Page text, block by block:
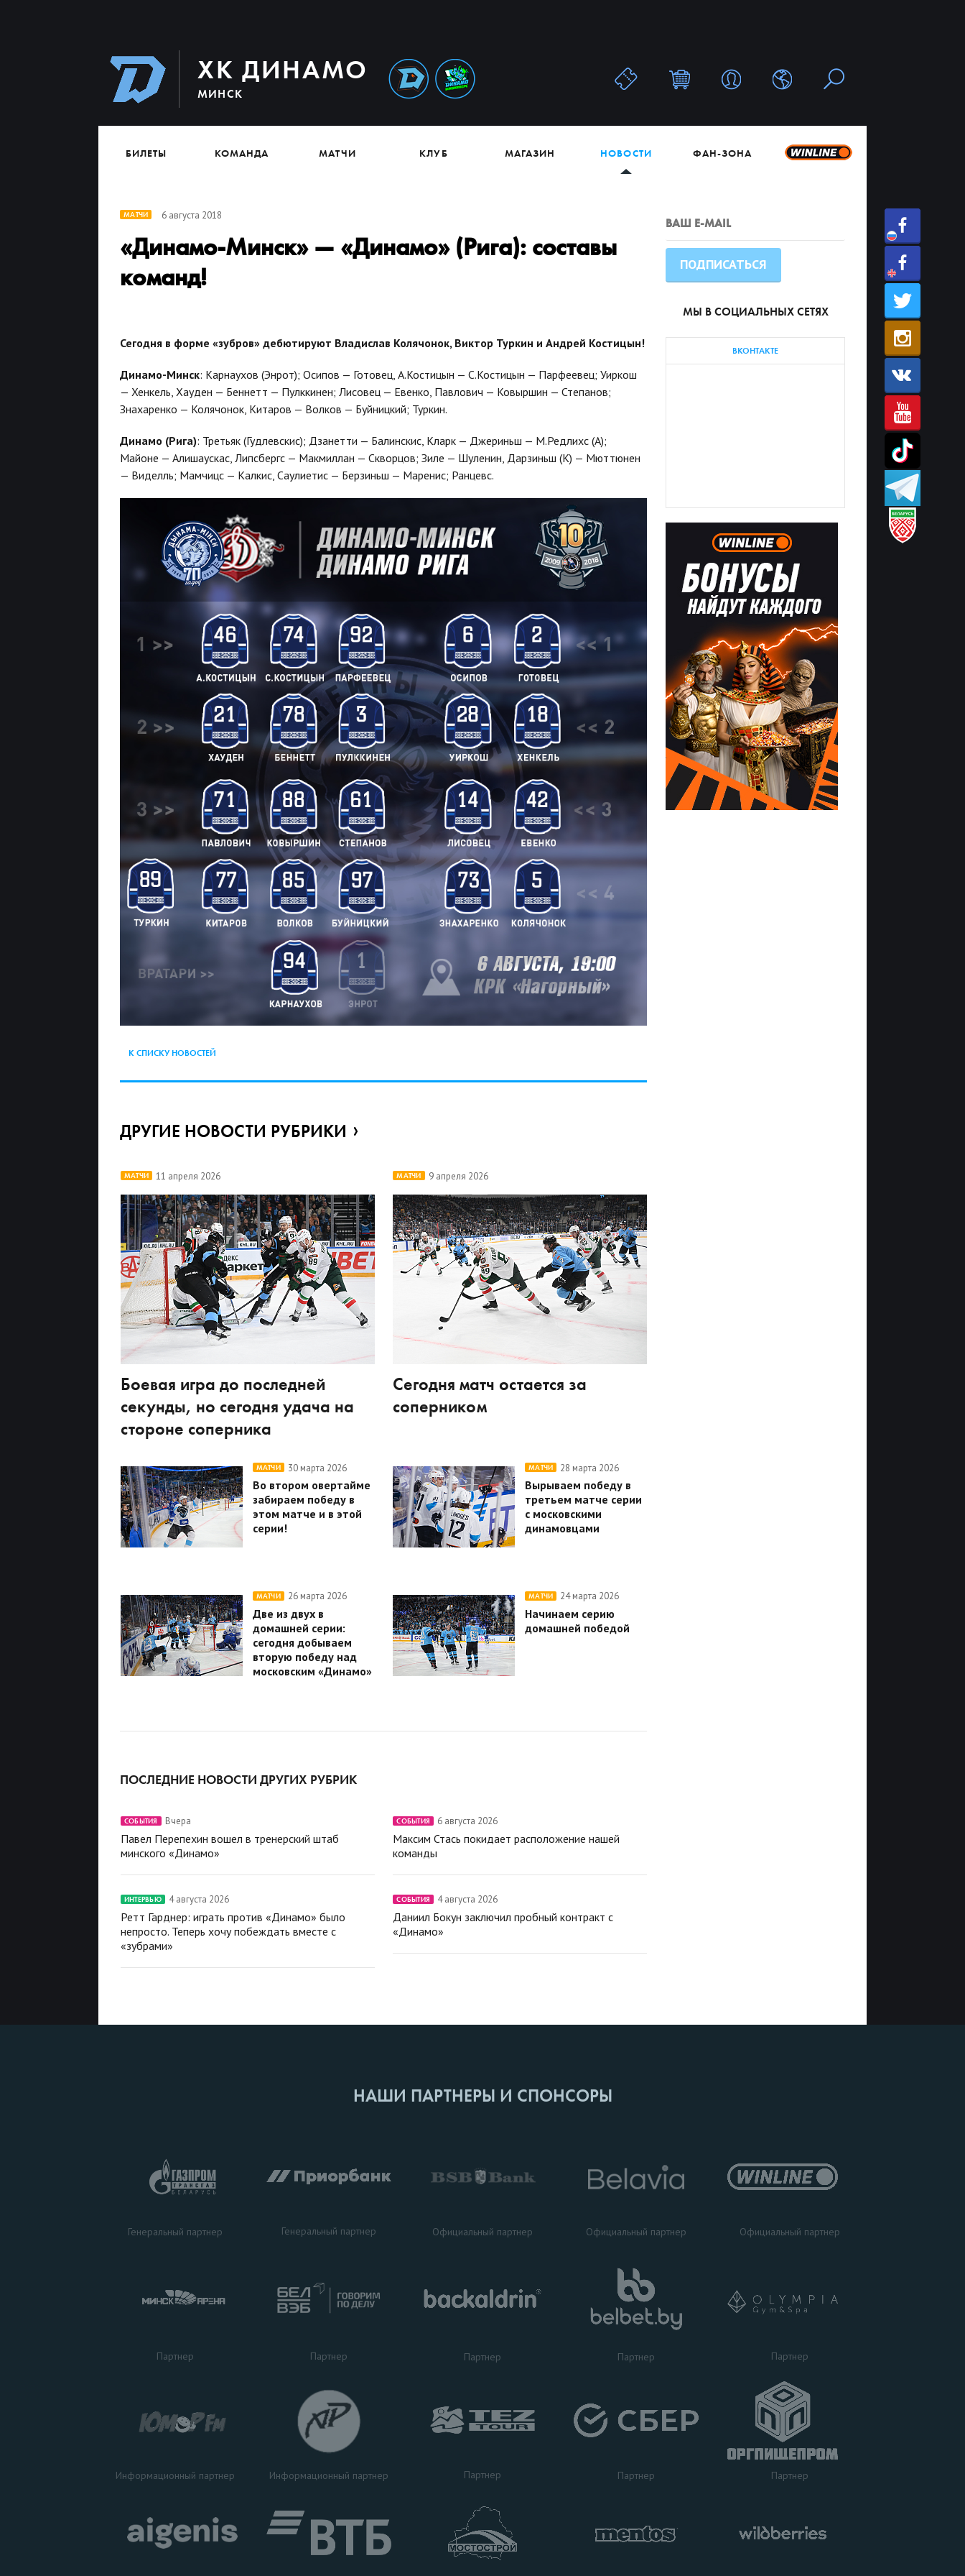
ХК ДИНАМО
МИНСК
БИЛЕТЫ КОМАНДА МАТЧИ КЛУБ МАГАЗИН НОВОСТИ ФАН-ЗОНА
МЫ В СОЦИАЛЬНЫХ СЕТЯХ
ВКОНТАКТЕ
МАТЧИ 6 августа 2018
«Динамо-Минск» — «Динамо» (Рига): составы
команд!
Сегодня в форме «зубров» дебютируют Владислав Колячонок, Виктор Туркин и Андрей Костицын!
Динамо-Минск: Карнаухов (Энрот); Осипов — Готовец, А.Костицын — С.Костицын — Парфеевец; Уиркош
— Хенкель, Хауден — Беннетт — Пулккинен; Лисовец — Евенко, Павлович — Ковыршин — Степанов;
Знахаренко — Колячонок, Китаров — Волков — Буйницкий; Туркин.
Динамо (Рига): Третьяк (Гудлевскис); Дзанетти — Балинскис, Кларк — Джериньш — М.Редлихс (А);
Майоне — Алишаускас, Липсбергс — Макмиллан — Скворцов; Зиле — Шуленин, Дарзиньш (К) — Мюттюнен
— Виделль; Мамчицс — Калкис, Саулиетис — Берзиньш — Маренис; Ранцевс.
К СПИСКУ НОВОСТЕЙ
ДРУГИЕ НОВОСТИ РУБРИКИ
МАТЧИ 11 апреля 2026
Боевая игра до последней
секунды, но сегодня удача на
стороне соперника
МАТЧИ 9 апреля 2026
Сегодня матч остается за
соперником
МАТЧИ 30 марта 2026
Во втором овертайме
забираем победу в
этом матче и в этой
серии!
МАТЧИ 28 марта 2026
Вырываем победу в
третьем матче серии
с московскими
динамовцами
МАТЧИ 26 марта 2026
Две из двух в
домашней серии:
сегодня добываем
вторую победу над
московским «Динамо»
МАТЧИ 24 марта 2026
Начинаем серию
домашней победой
ПОСЛЕДНИЕ НОВОСТИ ДРУГИХ РУБРИК
СОБЫТИЯ Вчера
Павел Перепехин вошел в тренерский штаб
минского «Динамо»
СОБЫТИЯ 6 августа 2026
Максим Стась покидает расположение нашей
команды
ИНТЕРВЬЮ 4 августа 2026
Ретт Гарднер: играть против «Динамо» было
непросто. Теперь хочу побеждать вместе с
«зубрами»
СОБЫТИЯ 4 августа 2026
Даниил Бокун заключил пробный контракт с
«Динамо»
НАШИ ПАРТНЕРЫ И СПОНСОРЫ
Генеральный партнер Генеральный партнер Официальный партнер Официальный партнер Официальный партнер
Партнер Партнер Партнер Партнер Партнер
Информационный партнер Информационный партнер Партнер Партнер Партнер